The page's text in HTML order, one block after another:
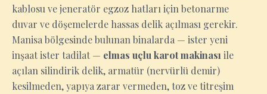
kablosu ve jeneratör egzoz hatları için betonarme
duvar ve döşemelerde hassas delik açılması gerekir.
Manisa bölgesinde bulunan binalarda — ister yeni
inşaat ister tadilat — elmas uçlu karot makinası ile
açılan silindirik delik, armatür (nervürlü demir)
kesilmeden, yapıya zarar vermeden, toz ve titreşim